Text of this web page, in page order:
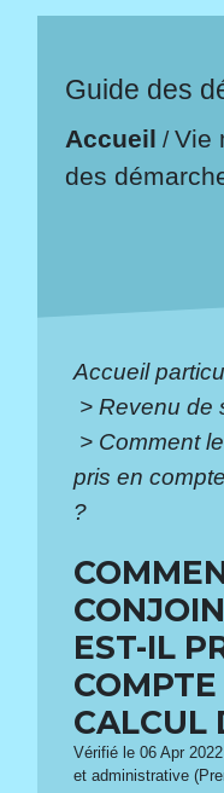
Guide des
Accueil /Vie
des
Accueil
> Revenu de
> Comment
pris en
?
EST-IL
CALCUL
Vérifié le 06 Apr
et administrative